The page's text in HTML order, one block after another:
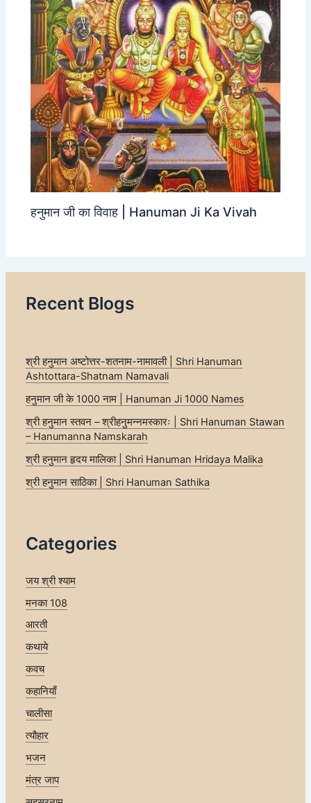
हनुमान जी का विवाह | Hanuman Ji Ka Vivah
Recent Blogs
श्री हनुमान अष्टोत्तर-शतनाम-नामावली | Shri Hanuman
Ashtottara-Shatnam Namavali
हनुमान जी के 1000 नाम | Hanuman Ji 1000 Names
श्री हनुमान स्तवन – श्रीहनुमन्नमस्कारः | Shri Hanuman Stawan
– Hanumanna Namskarah
श्री हनुमान हृदय मालिका | Shri Hanuman Hridaya Malika
श्री हनुमान साठिका | Shri Hanuman Sathika
Categories
जय श्री श्याम
मनका 108
आरती
कथाये
कवच
कहानियाँ
चालीसा
त्यौहार
भजन
मंत्र जाप